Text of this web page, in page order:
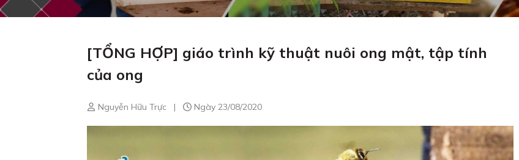
[TỔNG HỢP] giáo trình kỹ thuật nuôi ong mật, tập tính
của ong
Nguyễn Hữu Trực | Ngày 23/08/2020